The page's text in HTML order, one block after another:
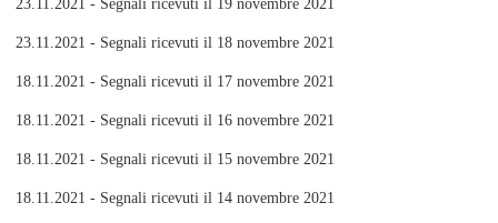
23.11.2021 - Segnali ricevuti il 18 novembre 2021
18.11.2021 - Segnali ricevuti il 17 novembre 2021
18.11.2021 - Segnali ricevuti il 16 novembre 2021
18.11.2021 - Segnali ricevuti il 15 novembre 2021
18.11.2021 - Segnali ricevuti il 14 novembre 2021